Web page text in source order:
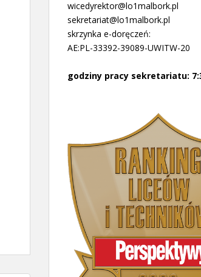
wicedyrektor@lo1malbork.pl
sekretariat@lo1malbork.pl
skrzynka e-doręczeń:
AE:PL-33392-39089-UWITW-20
godziny pracy sekretariatu: